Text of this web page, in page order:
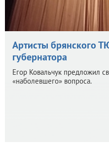
Артисты брянского
губернатора
Егор Ковальчук предложил
«наболевшего» вопроса.